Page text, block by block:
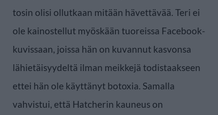
tosin olisi ollutkaan mitään hävettävää. Teri ei
ole kainostellut myöskään tuoreissa Facebook-
kuvissaan, joissa hän on kuvannut kasvonsa
lähietäisyydeltä ilman meikkejä todistaakseen
ettei hän ole käyttänyt botoxia. Samalla
vahvistui, että Hatcherin kauneus on